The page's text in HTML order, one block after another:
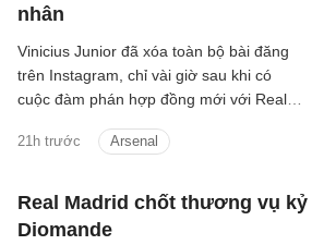
nhân
21h trước Arsenal
Vinicius Junior đã xóa toàn bộ bài đăng
trên Instagram, chỉ vài giờ sau khi có
cuộc đàm phán hợp đồng mới với Real
Real Madrid chốt thương vụ
Diomande